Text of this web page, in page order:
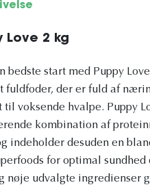
Love 2 kg
bedste start med Puppy
fuldfoder, der er fuld af
voksende hvalpe. Puppy
kombination af
indeholder desuden en
for optimal sundhed
nøje udvalgte ingredienser